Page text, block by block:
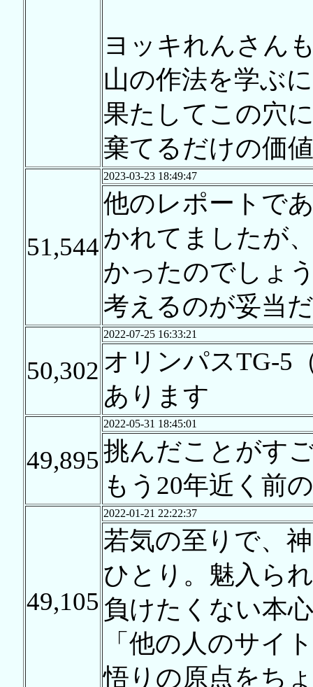
ヨッキれんさん
山の作法を学ぶ
果たしてこの穴
棄てるだけの価
51,544
2023-03-23 18:49:47
他のレポートで
かれてましたが
かったのでしょ
考えるのが妥当
50,302
2022-07-25 16:33:21
オリンパスTG-5
あります
49,895
2022-05-31 18:45:01
挑んだことがす
もう20年近く前
49,105
2022-01-21 22:22:37
若気の至りで、
ひとり。魅入ら
負けたくない本
「他の人のサイ
悟りの原点をち